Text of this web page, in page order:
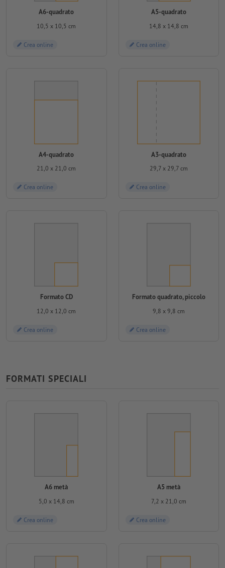
A6-quadrato
10,5 x 10,5 cm
Crea online
A5-quadrato
14,8 x 14,8 cm
Crea online
A4-quadrato
21,0 x 21,0 cm
Crea online
A3-quadrato
29,7 x 29,7 cm
Crea online
Formato CD
12,0 x 12,0 cm
Crea online
Formato quadrato, piccolo
9,8 x 9,8 cm
Crea online
FORMATI SPECIALI
A6 metà
5,0 x 14,8 cm
Crea online
A5 metà
7,2 x 21,0 cm
Crea online